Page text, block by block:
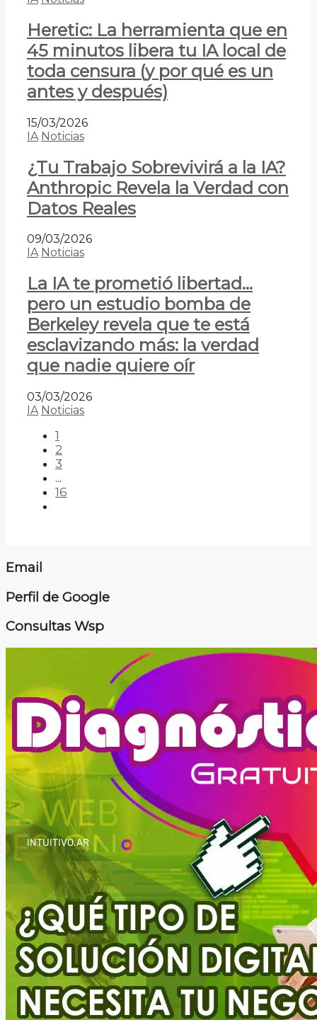
Heretic: La herramienta que en
45 minutos libera tu IA local de
toda censura (y por qué es un
antes y después)
15/03/2026
IA Noticias
¿Tu Trabajo Sobrevivirá a la IA?
Anthropic Revela la Verdad con
Datos Reales
09/03/2026
IA Noticias
La IA te prometió libertad…
pero un estudio bomba de
Berkeley revela que te está
esclavizando más: la verdad
que nadie quiere oír
03/03/2026
IA Noticias
1
2
3
...
16
Email
Perfil de Google
Consultas Wsp